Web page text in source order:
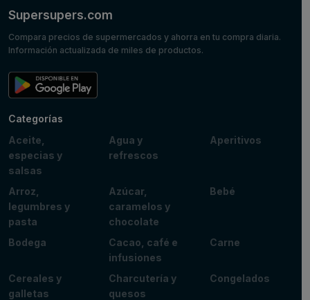
Supersupers.com
Compara precios de supermercados y ahorra en tu compra diaria.
Información actualizada de miles de productos.
Categorías
Aceite,
especias y
salsas
Agua y
refrescos
Aperitivos
Arroz,
legumbres y
pasta
Azúcar,
caramelos y
chocolate
Bebé
Bodega
Cacao, café e
infusiones
Carne
Cereales y
galletas
Charcutería y
quesos
Congelados